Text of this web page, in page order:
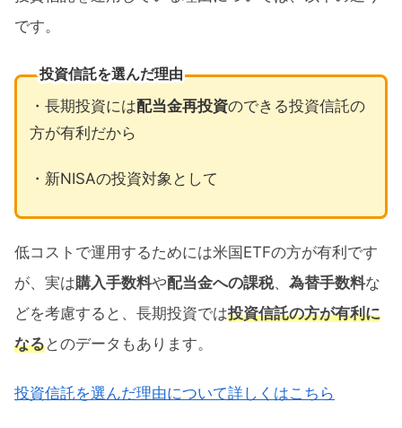
です。
投資信託を選んだ理由
・長期投資には配当金再投資のできる投資信託の
方が有利だから
・新NISAの投資対象として
低コストで運用するためには米国ETFの方が有利です
が、実は購入手数料や配当金への課税、 為替手数料な
どを考慮すると、長期投資では投資信託の方が有利に
なるとのデータもあります。
投資信託を選んだ理由について詳しくはこちら